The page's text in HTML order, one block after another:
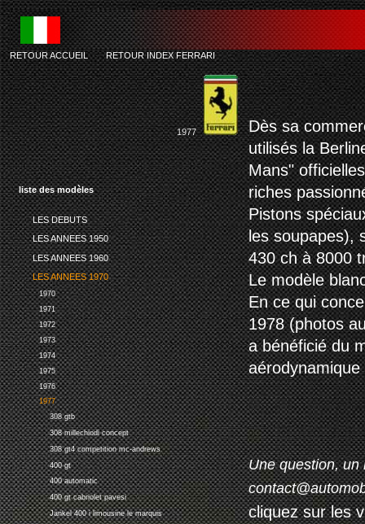
liste des modèles
LES DEBUTS
LES ANNEES 1950
LES ANNEES 1960
LES ANNEES 1970
1970
1971
1972
1973
1974
1975
1976
1977
308 gtb
308 millechiodi concept
308 gt4 competition mc-andrews
400 gt
400 automatic
400 gt cabriolet pavesi
Jankel 400 i limousine le marquis
RETOUR ACCUEIL-RETOUR INDEX FERRARI
1977
Dès sa
utilisés la
Mans"
riches
Pistons
les soupapes),
430 ch à 8000
Le modèle
En ce qui
1978 (photos
a bénéficié du
Une question, un
cliquez sur les